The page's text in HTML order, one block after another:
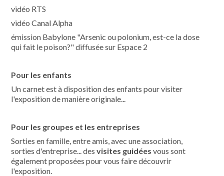
vidéo RTS
vidéo Canal Alpha
émission Babylone "Arsenic ou polonium, est-ce la dose
qui fait le poison?" diffusée sur Espace 2
Pour les enfants
Un carnet est à disposition des enfants pour visiter
l'exposition de manière originale...
Pour les groupes et les entreprises
Sorties en famille, entre amis, avec une association,
sorties d'entreprise... des visites guidéesvous sont
également proposées pour vous faire découvrir
l'exposition.